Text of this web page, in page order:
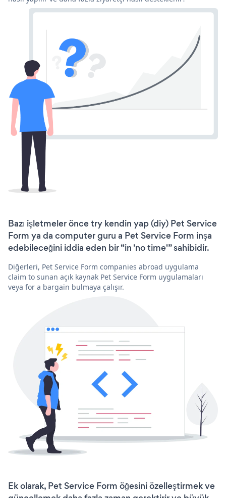
Bazı işletmeler önce try kendin yap (diy) Pet Service
Form ya da computer guru a Pet Service Form inşa
edebileceğini iddia eden bir “in 'no time'” sahibidir.
Diğerleri, Pet Service Form companies abroad uygulama
claim to sunan açık kaynak Pet Service Form uygulamaları
veya for a bargain bulmaya çalışır.
Ek olarak, Pet Service Form öğesini özelleştirmek ve